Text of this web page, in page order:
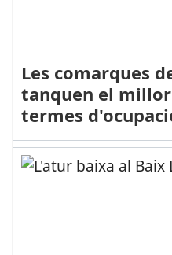
Les comarques
tanquen el
termes